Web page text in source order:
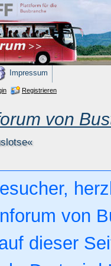
Impressum
Registrieren
von
von
dieser